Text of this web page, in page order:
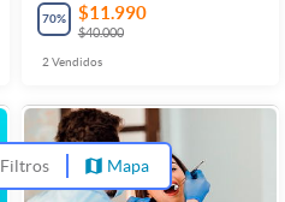
70% $11.990
$40.000
2 Vendidos
Filtros Mapa